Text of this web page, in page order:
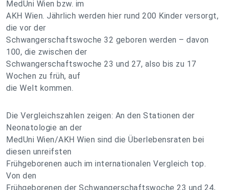
MedUni Wien bzw. im
AKH Wien. Jährlich werden hier rund 200 Kinder versorgt,
die vor der
Schwangerschaftswoche 32 geboren werden – davon
100, die zwischen der
Schwangerschaftswoche 23 und 27, also bis zu 17
Wochen zu früh, auf
die Welt kommen.
Die Vergleichszahlen zeigen: An den Stationen der
Neonatologie an der
MedUni Wien/AKH Wien sind die Überlebensraten bei
diesen unreifsten
Frühgeborenen auch im internationalen Vergleich top.
Von den
Frühgeborenen der Schwangerschaftswoche 23 und 24,